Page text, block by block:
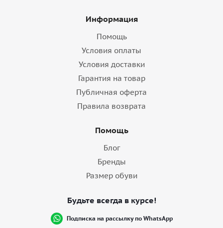
Информация
Помощь
Условия оплаты
Условия доставки
Гарантия на товар
Публичная оферта
Правила возврата
Помощь
Блог
Бренды
Размер обуви
Будьте всегда в курсе!
Подписка на рассылку по WhatsApp